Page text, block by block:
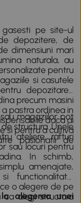
pe site-ul
depozitere, de
dimensiuni mari
naturala, au
pentru
si casutele
depozitarea
precum masini
pastra ordinea in
daca ai
si pentru a cultiva
pasionatii de
magaziilor pot
structura. Unele
ateliere, rafturi
sau locuri pentru
. In schimb,
amenajate,
functionalitate.
o alegere de pe
alegi structura
alegerea unei